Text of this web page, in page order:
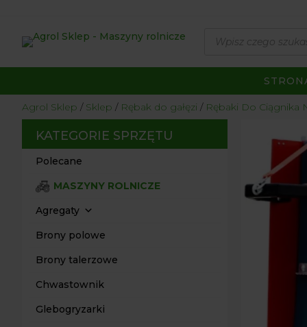
produktów
Agrol Sklep Sklep Rębak do gałęzi Rębaki Do Ciągnika
KATEGORIE SPRZĘTU
Polecane
MASZYNY ROLNICZE
Agregaty
Brony polowe
Brony talerzowe
Chwastownik
Glebogryzarki